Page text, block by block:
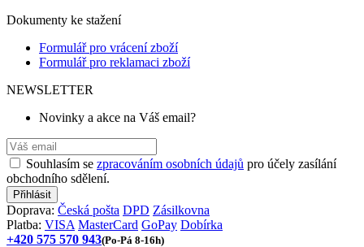
Dokumenty ke stažení
Formulář pro vrácení zboží
Formulář pro reklamaci zboží
NEWSLETTER
Novinky a akce na Váš email?
Souhlasím se zpracováním osobních údajů pro účely zasílání
obchodního sdělení.
Doprava: Česká pošta DPD Zásilkovna
Platba: VISA MasterCard GoPay Dobírka
+420 575 570 943(Po-Pá 8-16h)